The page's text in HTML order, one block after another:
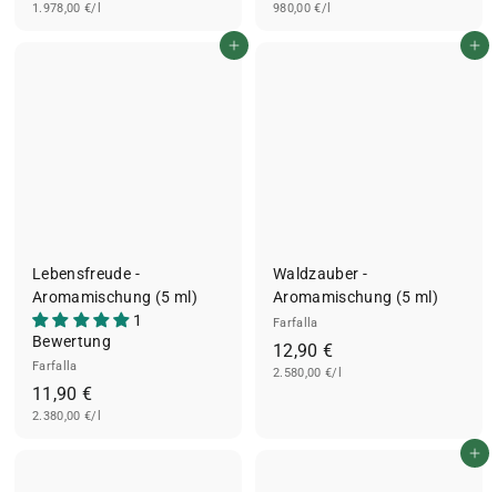
,
1.978,00 €/l
,
980,00 €/l
In den Einkaufswagen legen
Lebensfreude -
Aromamischung (5 ml)
1
Bewertung
Farfalla
11,90 €1
1
2.380,00 €/l
In den Einkaufswagen legen
Waldzauber -
Aromamischung (5 ml)
Farfalla
12,90 €1
2
2.580,00 €/l
In den Einkaufswagen legen